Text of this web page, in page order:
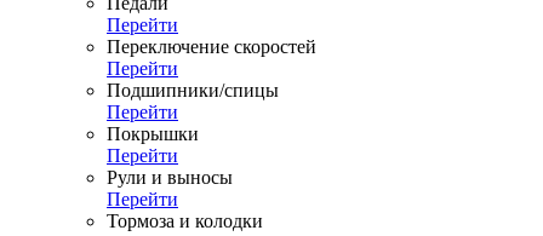
Перейти
Переключение скоростей
Перейти
Подшипники/спицы
Перейти
Покрышки
Перейти
Рули и выносы
Перейти
Тормоза и колодки